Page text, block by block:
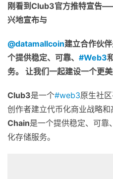
刚看到 Club3官方推特宣告
兴地宣布与
@datamallcoin建立合作伙伴
个提供稳定、可靠、 #Web3
务。 让我们一起建设一个更
Club3是一个#web3原生社
创作者建立代币化商业战略和
Chain是一个提供稳定、可靠、
化存储服务。